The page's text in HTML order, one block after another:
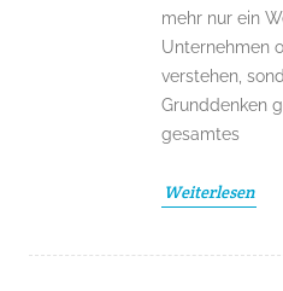
mehr nur ein
Unternehmen
verstehen,
Grunddenken
gesamtes
Weiterlesen